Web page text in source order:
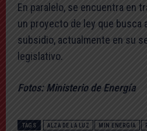
En paralelo, se encuentra en
un proyecto de ley que busca
subsidio, actualmente en su
legislativo.
Fotos: Ministerio de Energía
TAGS ALZA DE LA LUZ MIN ENERGÍA